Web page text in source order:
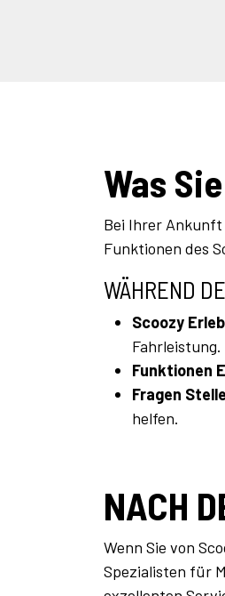
Was
Bei Ihrer
Funktionen des
WÄHREND
Scoozy
Fahrleistung.
Funktionen
Fragen
helfen.
NACH
Wenn Sie von
Spezialisten für